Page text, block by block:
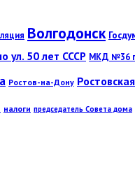
Волгодонск
ул. 50 лет СССР МКД №36
Ростов-на-Дону
налоги председатель Совета дома